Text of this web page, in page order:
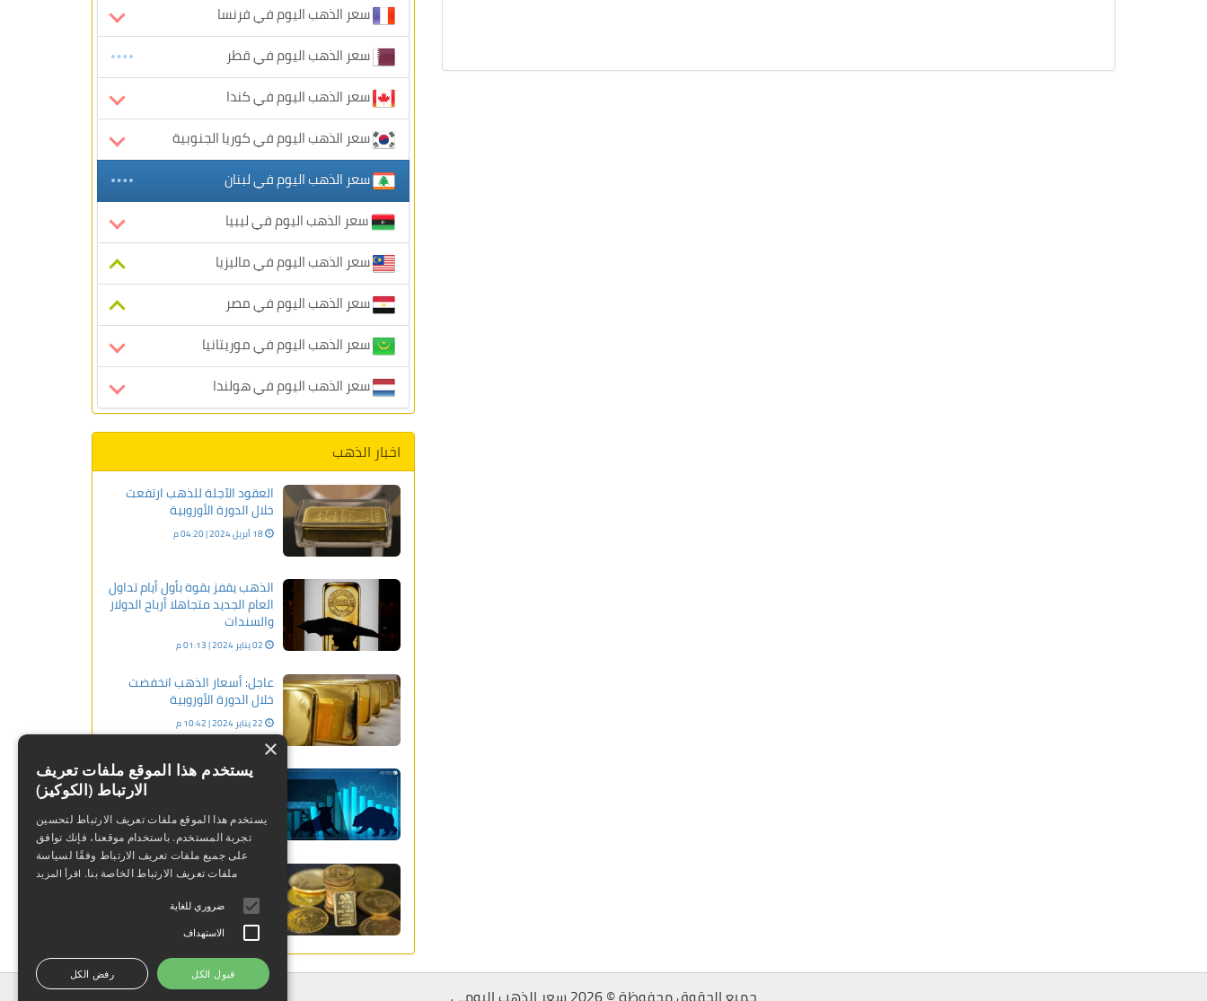
سعر الذهب اليوم في فرنسا
سعر الذهب اليوم في قطر
سعر الذهب اليوم في كندا
سعر الذهب اليوم في كوريا الجنوبية
سعر الذهب اليوم في لبنان
سعر الذهب اليوم في ليبيا
سعر الذهب اليوم في ماليزيا
سعر الذهب اليوم في مصر
سعر الذهب اليوم في موريتانيا
سعر الذهب اليوم في هولندا
اخبار الذهب
العقود الآجلة للذهب ارتفعت
خلال الدورة الأوروبية
18 أبريل 2024 | 04:20 م
الذهب يقفز بقوة بأول أيام تداول
العام الجديد متجاهلا أرباح الدولار
والسندات
02 يناير 2024 | 01:13 م
عاجل: أسعار الذهب انخفضت
خلال الدورة الأوروبية
22 يناير 2024 | 10:42 م
بيانات التضخم تنعش شهية
المخاطرة.. والأسهم تتجه لأرباح
شهرية قياسية
العقود الآجلة للذهب إرتفعت
×
يستخدم هذا الموقع ملفات تعريف
الارتباط (الكوكيز)
يستخدم هذا الموقع ملفات تعريف الارتباط لتحسين
تجربة المستخدم. باستخدام موقعنا، فإنك توافق
على جميع ملفات تعريف الارتباط وفقًا لسياسة
ملفات تعريف الارتباط الخاصة بنا. اقرأ المزيد
ضروري للغاية
الاستهداف
قبول الكل رفض الكل